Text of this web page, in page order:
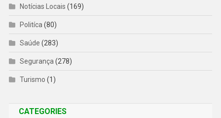
Notícias Locais (169)
Politíca(80)
Saúde (283)
Segurança(278)
Turismo (1)
CATEGORIES